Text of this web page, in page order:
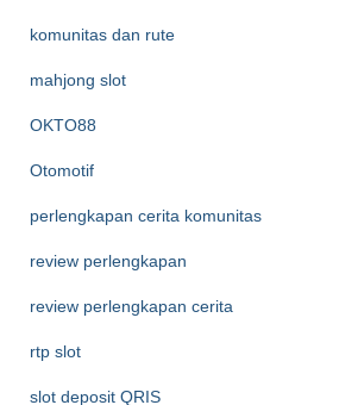
komunitas dan rute
mahjong slot
OKTO88
Otomotif
perlengkapan cerita komunitas
review perlengkapan
review perlengkapan cerita
rtp slot
slot deposit QRIS